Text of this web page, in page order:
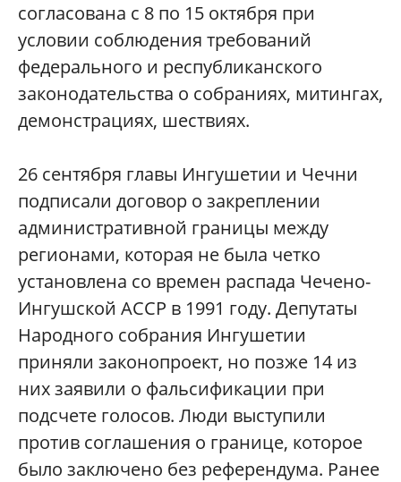
согласована с 8 по 15 октября при
условии соблюдения требований
федерального и республиканского
законодательства о собраниях, митингах,
демонстрациях, шествиях.
26 сентября главы Ингушетии и Чечни
подписали договор о закреплении
административной границы между
регионами, которая не была четко
установлена со времен распада Чечено-
Ингушской АССР в 1991 году. Депутаты
Народного собрания Ингушетии
приняли законопроект, но позже 14 из
них заявили о фальсификации при
подсчете голосов. Люди выступили
против соглашения о границе, которое
было заключено без референдума. Ранее